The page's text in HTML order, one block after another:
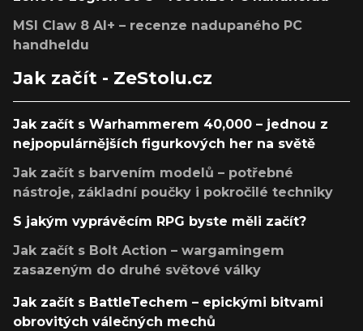
MSI Claw 8 AI+ – recenze nadupaného PC
handheldu
Jak začít - ZeStolu.cz
Jak začít s Warhammerem 40,000 – jednou z
nejpopulárnějších figurkových her na světě
Jak začít s barvením modelů – potřebné
nástroje, základní poučky i pokročilé techniky
S jakým vyprávěcím RPG byste měli začít?
Jak začít s Bolt Action – wargamingem
zasazeným do druhé světové války
Jak začít s BattleTechem – epickými bitvami
obrovitých válečných mechů